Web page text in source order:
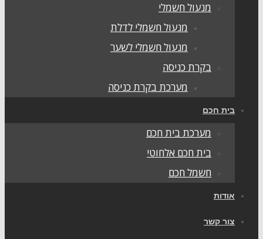
מנעול חשמלי
מנעול חשמלי לדלת
מנעול חשמלי לשער
בקרת כניסה
מערכת בקרת כניסה
בית חכם
מערכת בית חכם
בית חכם אלחוטי
חשמל חכם
אודות
צור קשר